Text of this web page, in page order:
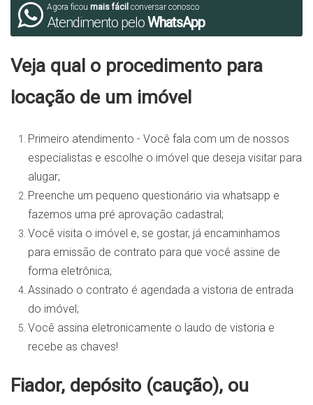
Agora ficou mais fácil conversar conosco
Atendimento peloWhatsApp
Veja qual o procedimento para
locação de um imóvel
Primeiro atendimento - Você fala com um de nossos
especialistas e escolhe o imóvel que deseja visitar para
alugar;
Preenche um pequeno questionário via whatsapp e
fazemos uma pré aprovação cadastral;
Você visita o imóvel e, se gostar, já encaminhamos
para emissão de contrato para que você assine de
forma eletrônica;
Assinado o contrato é agendada a vistoria de entrada
do imóvel;
Você assina eletronicamente o laudo de vistoria e
recebe as chaves!
Fiador, depósito (caução), ou